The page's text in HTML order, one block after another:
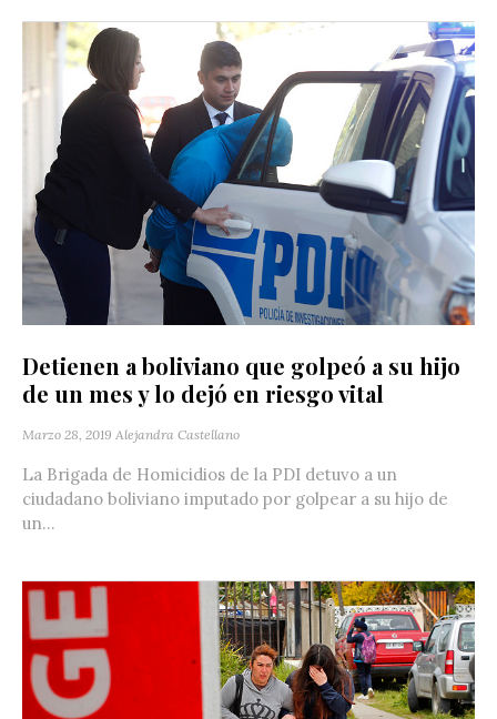
Detienen a boliviano que golpeó a su hijo
de un mes y lo dejó en riesgo vital
Marzo 28, 2019 Alejandra Castellano
La Brigada de Homicidios de la PDI detuvo a un
ciudadano boliviano imputado por golpear a su hijo de
un...